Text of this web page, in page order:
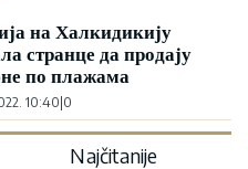
на Халкидикију
странце да продају
по плажама
10:40 0
Najčitanije